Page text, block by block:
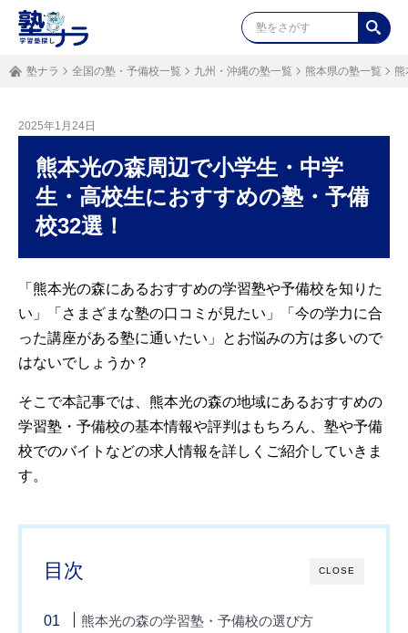
塾ナラ 全国の塾・予備校一覧 九州・沖縄の塾一覧 熊本県の塾一覧 熊
2025年1月24日
熊本光の森周辺で小学生・中学
生・高校生におすすめの塾・予備
校32選！
「熊本光の森にあるおすすめの学習塾や予備校を知りた
い」「さまざまな塾の口コミが見たい」「今の学力に合
った講座がある塾に通いたい」とお悩みの方は多いので
はないでしょうか？
そこで本記事では、熊本光の森の地域にあるおすすめの
学習塾・予備校の基本情報や評判はもちろん、塾や予備
校でのバイトなどの求人情報を詳しくご紹介していきま
す。
CLOSE
目次
熊本光の森の学習塾・予備校の選び方